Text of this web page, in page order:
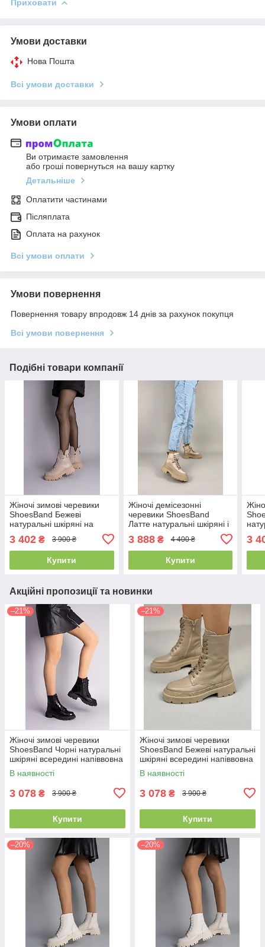
Приховати
Умови доставки
Нова Пошта
Всі умови доставки
Умови оплати
Ви отримаєте замовлення
або гроші повернуться на вашу картку
Детальніше
Оплатити частинами
Післяплата
Оплата на рахунок
Всі умови оплати
Умови повернення
Повернення товару впродовж 14 днів за рахунок покупця
Всі умови повернення
Подібні товари компанії
Жіночі зимові черевики
ShoesBand Бежеві
натуральні шкіряні на
середню стопу всередині
напіввовна 37 (24 см)
(Ѕ55831з)
3 402 ₴ 3 900 ₴
Купити
Жіночі демісезонні
черевики ShoesBand
Латте натуральні шкіряні і
нубук на середню стопу
всередині байка 37 (24
см) (Ѕ66101д)
3 888₴ 4 400 ₴
Купити
3
Акційні пропозиції та новинки
–21%
Жіночі зимові черевики
ShoesBand Чорні натуральні
шкіряні всередині напіввовна
36 (23 см) (S55511-1з)
В наявності
3 078 ₴ 3 900 ₴
Купити
–21%
Жіночі зимові черевики
ShoesBand Бежеві натуральні
шкіряні всередині напіввовна
36 (23 см) (Ѕ99581з)
В наявності
3 078 ₴ 3 900 ₴
Купити
–20% –20%